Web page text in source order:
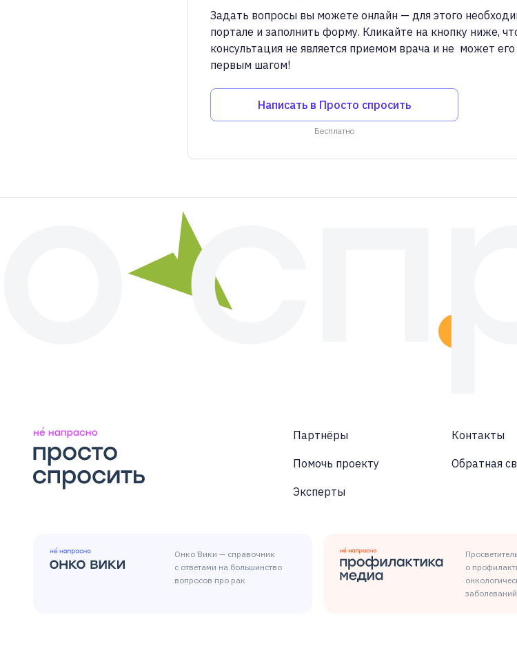
Задать вопросы вы можете онлайн — для этого
портале и заполнить форму. Кликайте на кнопку ниже,
консультация не является приемом врача и не может
первым шагом!
Написать в Просто спросить
Бесплатно
Партнёры Контакты
Помочь проекту Обратная
Эксперты
Онко Вики — справочник
с ответами на большинство
вопросов про рак
о
заболеваний